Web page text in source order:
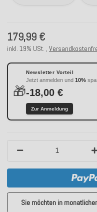
179,99 €
inkl. 19% USt. ,
🎁
Newsletter Vorteil
Jetzt anmelden und 10%
-18,00 €
Zur Anmeldung
Sie möchten in